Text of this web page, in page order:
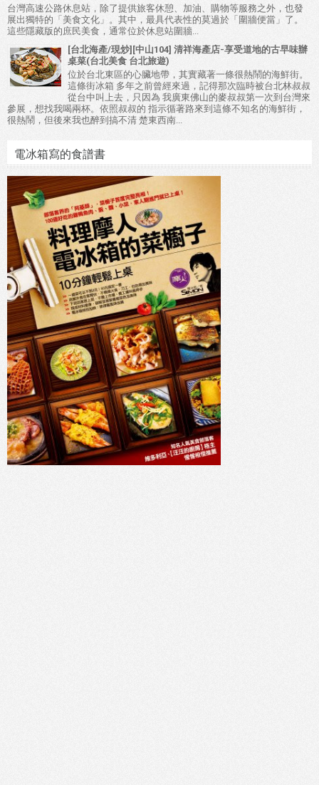
台灣高速公路休息站，除了提供旅客休憩、加油、購物等服務之外，也發
展出獨特的「美食文化」。其中，最具代表性的莫過於「圍牆便當」了。
這些隱藏版的庶民美食，通常位於休息站圍牆...
[台北海產/現炒][中山104] 清祥海產店-享受道地的古早味辦
桌菜(台北美食 台北旅遊)
位於台北東區的心臟地帶，其實藏著一條很熱鬧的海鮮街。
這條街冰箱 多年之前曾經來過，記得那次臨時被台北林叔叔
從台中叫上去，只因為 我廣東佛山的麥叔叔第一次到台灣來
參展，想找我喝兩杯。依照叔叔的 指示循著路來到這條不知名的海鮮街，
很熱鬧，但後來我也醉到搞不清 楚東西南...
電冰箱寫的食譜書